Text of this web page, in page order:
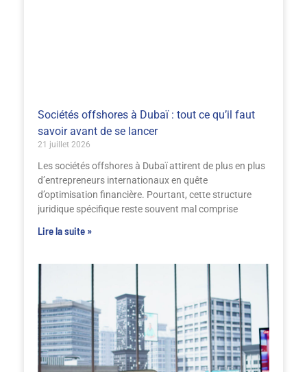
Sociétés offshores à Dubaï : tout ce qu’il faut
savoir avant de se lancer
21 juillet 2026
Les sociétés offshores à Dubaï attirent de plus en plus
d’entrepreneurs internationaux en quête
d’optimisation financière. Pourtant, cette structure
juridique spécifique reste souvent mal comprise
Lire la suite »